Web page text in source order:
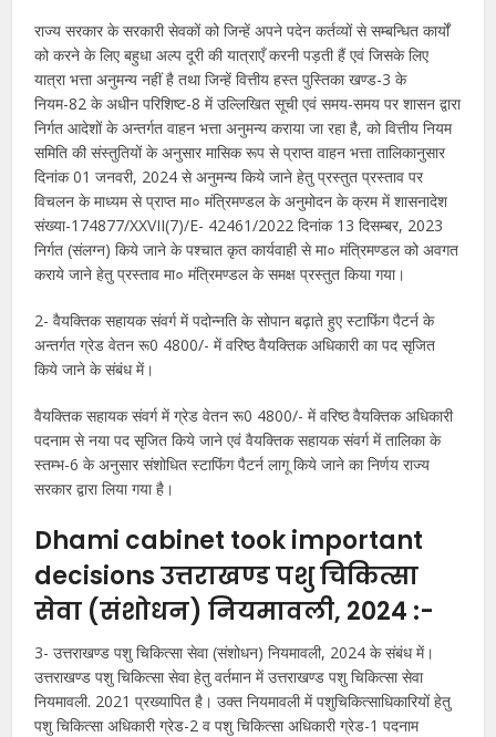
राज्य सरकार के सरकारी सेवकों को जिन्हें अपने पदेन कर्तव्यों से सम्बन्धित कार्यों
को करने के लिए बहुधा अल्प दूरी की यात्राएँ करनी पड़ती हैं एवं जिसके लिए
यात्रा भत्ता अनुमन्य नहीं है तथा जिन्हें वित्तीय हस्त पुस्तिका खण्ड-3 के
नियम-82 के अधीन परिशिष्ट-8 में उल्लिखित सूची एवं समय-समय पर शासन द्वारा
निर्गत आदेशों के अन्तर्गत वाहन भत्ता अनुमन्य कराया जा रहा है, को वित्तीय नियम
समिति की संस्तुतियों के अनुसार मासिक रूप से प्राप्त वाहन भत्ता तालिकानुसार
दिनांक 01 जनवरी, 2024 से अनुमन्य किये जाने हेतु प्रस्तुत प्रस्ताव पर
विचलन के माध्यम से प्राप्त मा० मंत्रिमण्डल के अनुमोदन के क्रम में शासनादेश
संख्या-174877/XXVII(7)/E- 42461/2022 दिनांक 13 दिसम्बर, 2023
निर्गत (संलग्न) किये जाने के पश्चात कृत कार्यवाही से मा० मंत्रिमण्डल को अवगत
कराये जाने हेतु प्रस्ताव मा० मंत्रिमण्डल के समक्ष प्रस्तुत किया गया।
2- वैयक्तिक सहायक संवर्ग में पदोन्नति के सोपान बढ़ाते हुए स्टाफिंग पैटर्न के
अन्तर्गत ग्रेड वेतन रू0 4800/- में वरिष्ठ वैयक्तिक अधिकारी का पद सृजित
किये जाने के संबंध में।
वैयक्तिक सहायक संवर्ग में ग्रेड वेतन रू0 4800/- में वरिष्ठ वैयक्तिक अधिकारी
पदनाम से नया पद सृजित किये जाने एवं वैयक्तिक सहायक संवर्ग में तालिका के
स्तम्भ-6 के अनुसार संशोधित स्टाफिंग पैटर्न लागू किये जाने का निर्णय राज्य
सरकार द्वारा लिया गया है।
Dhami cabinet took important
decisions उत्तराखण्ड पशु चिकित्सा
सेवा (संशोधन) नियमावली, 2024 :-
3- उत्तराखण्ड पशु चिकित्सा सेवा (संशोधन) नियमावली, 2024 के संबंध में।
उत्तराखण्ड पशु चिकित्सा सेवा हेतु वर्तमान में उत्तराखण्ड पशु चिकित्सा सेवा
नियमावली. 2021 प्रख्यापित है। उक्त नियमावली में पशुचिकित्साधिकारियों हेतु
पशु चिकित्सा अधिकारी ग्रेड-2 व पशु चिकित्सा अधिकारी ग्रेड-1 पदनाम